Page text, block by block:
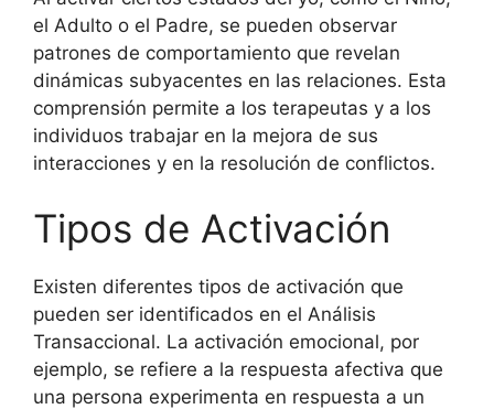
el Adulto o el Padre, se pueden observar
patrones de comportamiento que revelan
dinámicas subyacentes en las relaciones. Esta
comprensión permite a los terapeutas y a los
individuos trabajar en la mejora de sus
interacciones y en la resolución de conflictos.
Tipos de Activación
Existen diferentes tipos de activación que
pueden ser identificados en el Análisis
Transaccional. La activación emocional, por
ejemplo, se refiere a la respuesta afectiva que
una persona experimenta en respuesta a un